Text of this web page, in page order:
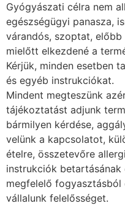
Gyógyászati célra nem
egészségügyi panasza,
várandós, szoptat,
mielőtt elkezdené a
Kérjük, minden esetben
és egyéb instrukciókat.
Mindent megteszünk
tájékoztatást adjunk
bármilyen kérdése,
velünk a kapcsolatot,
ételre, összetevőre
instrukciók betartásának
megfelelő
vállalunk felelősséget.